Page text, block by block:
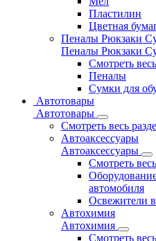
Пластилин
Цветная
Пеналы Рюкзаки
Пеналы Рюкзаки
Смотреть
Пеналы
Сумки для
Автотовары
Автотовары
Смотреть весь
Автоаксессуары
Автоаксессуары
Смотреть
автомобиля
Освежители
Автохимия
Автохимия
Смотреть